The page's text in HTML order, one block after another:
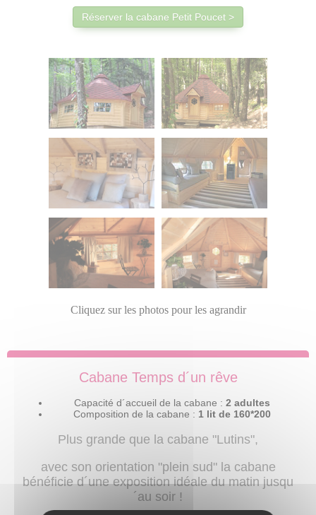
Réserver la cabane Petit Poucet >
Cliquez sur les photos pour les agrandir
Cabane Temps d´un rêve
Capacité d´accueil de la cabane : 2 adultes
Composition de la cabane : 1 lit de 160*200
Plus grande que la cabane "Lutins",
avec son orientation "plein sud" la cabane
bénéficie d´une exposition idéale du matin jusqu
´au soir !